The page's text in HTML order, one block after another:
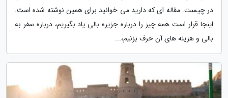
در چیست. مقاله ای که دارید می خوانید برای همین نوشته شده است.
اینجا قرار است همه چیز را درباره جزیره بالی یاد بگیریم، درباره سفر به
بالی و هزینه های آن حرف بزنیم،...